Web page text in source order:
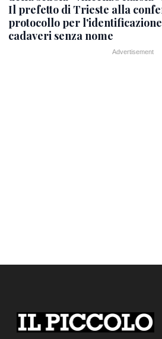
Il prefetto di Trieste alla
protocollo per
cadaveri senza nome